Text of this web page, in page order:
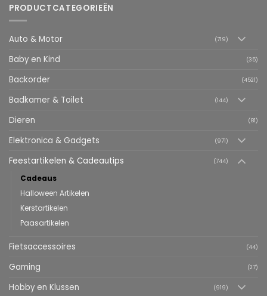
PRODUCTCATEGORIEËN
Auto & Motor (719)
Baby en Kind (35)
Backorder (4521)
Badkamer & Toilet (144)
Dieren (81)
Elektronica & Gadgets (971)
Feestartikelen & Cadeautips (744)
Cadeaus
Halloween Artikelen
Kerstartikelen
Paasartikelen
Fietsaccessoires (44)
Gaming (27)
Hobby en Klussen (919)